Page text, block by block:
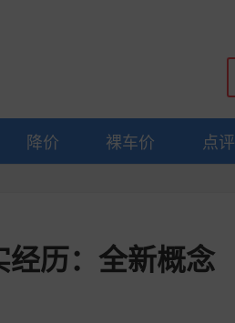
降价 裸车价 点评
历：全新概念